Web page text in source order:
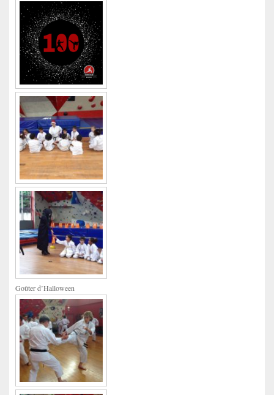
Goûter d’Halloween